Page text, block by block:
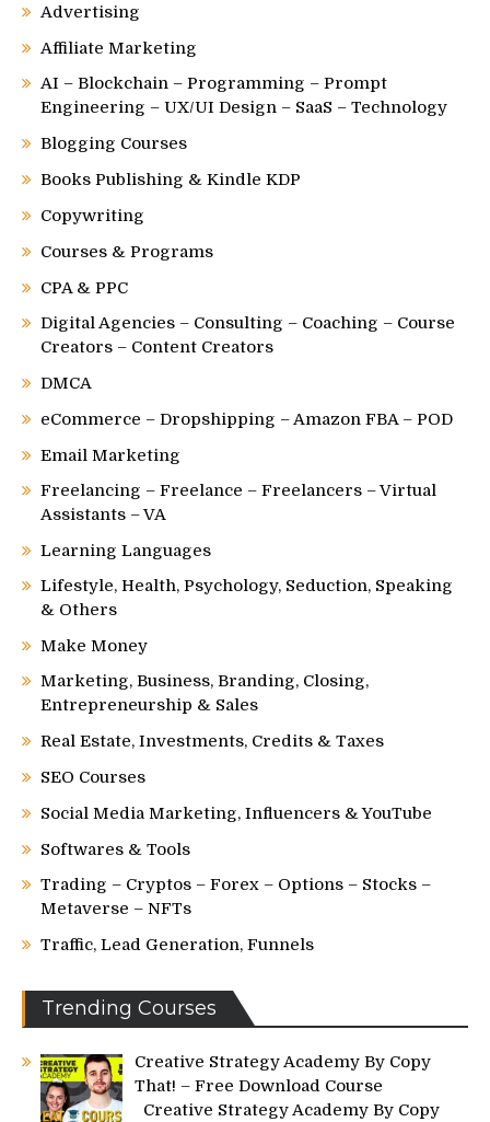
Advertising
Affiliate Marketing
AI – Blockchain – Programming – Prompt
Engineering – UX/UI Design – SaaS – Technology
Blogging Courses
Books Publishing & Kindle KDP
Copywriting
Courses & Programs
CPA & PPC
Digital Agencies – Consulting – Coaching – Course
Creators – Content Creators
DMCA
eCommerce – Dropshipping – Amazon FBA – POD
Email Marketing
Freelancing – Freelance – Freelancers – Virtual
Assistants – VA
Learning Languages
Lifestyle, Health, Psychology, Seduction, Speaking
& Others
Make Money
Marketing, Business, Branding, Closing,
Entrepreneurship & Sales
Real Estate, Investments, Credits & Taxes
SEO Courses
Social Media Marketing, Influencers & YouTube
Softwares & Tools
Trading – Cryptos – Forex – Options – Stocks –
Metaverse – NFTs
Traffic, Lead Generation, Funnels
Trending Courses
Creative Strategy Academy By Copy
That! – Free Download Course
Creative Strategy Academy By Copy